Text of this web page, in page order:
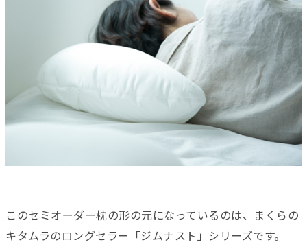
このセミオーダー枕の形の元になっているのは、まくらの
キタムラのロングセラー「ジムナスト」シリーズです。